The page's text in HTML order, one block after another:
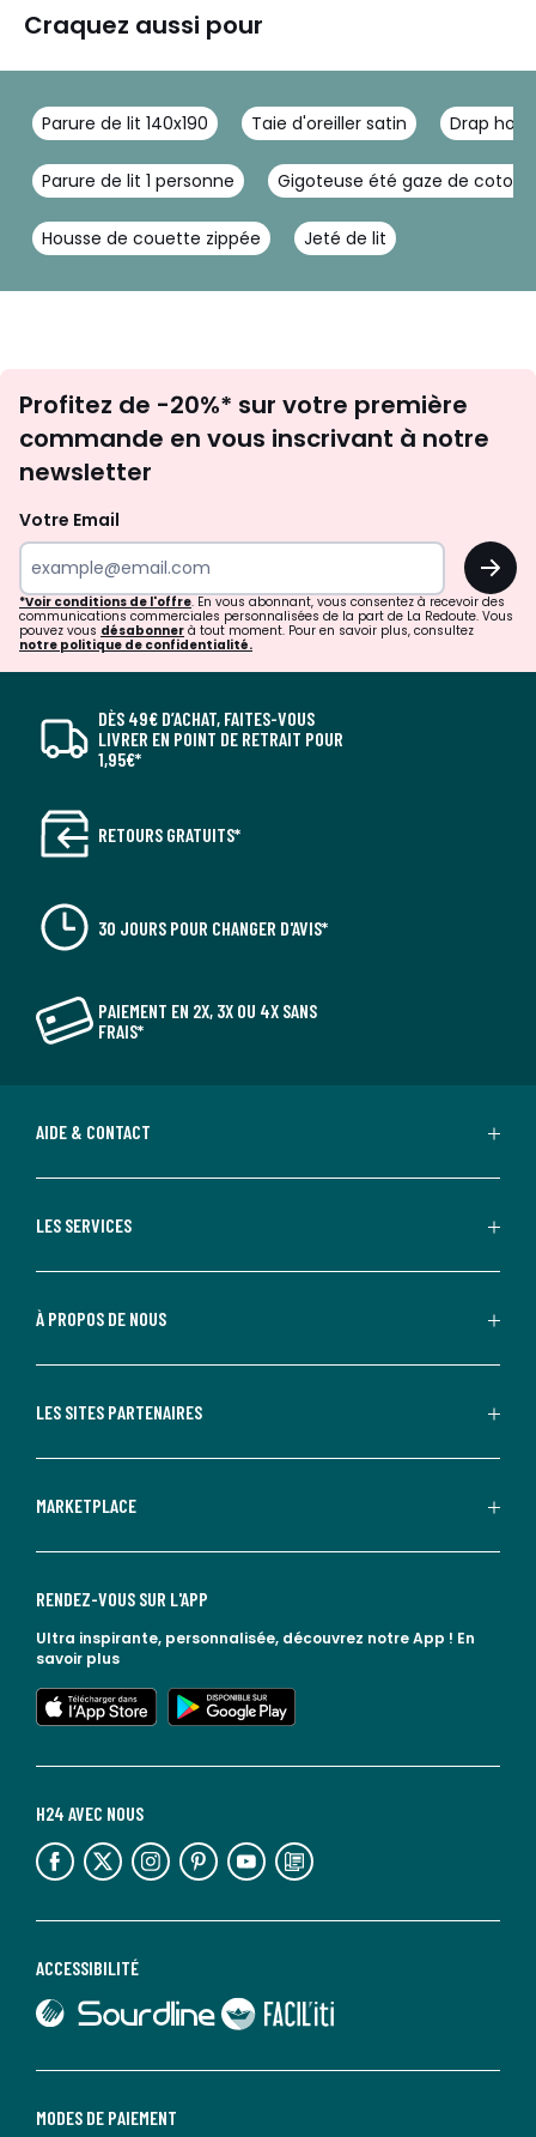
Craquez aussi pour
Parure de lit 140x190 Taie d'oreiller satin Drap
Parure de lit 1 personne Gigoteuse été gaze de coton
Housse de couette zippée Jeté de lit
newsletter
Profitez de -20%* sur votre première
commande en vous inscrivant à notre
newsletter
Votre Email
OK
*Voir conditions de l'offre. En vous abonnant, vous consentez à recevoir des
communications commerciales personnalisées de la part de La Redoute. Vous
pouvez vous désabonner à tout moment. Pour en savoir plus, consultez
notre politique de confidentialité.
DÈS 49€ D’ACHAT, FAITES-VOUS
LIVRER EN POINT DE RETRAIT POUR
1,95€*
RETOURS GRATUITS*
30 JOURS POUR CHANGER D'AVIS*
PAIEMENT EN 2X, 3X OU 4X SANS
FRAIS*
AIDE & CONTACT
LES SERVICES
À PROPOS DE NOUS
LES SITES PARTENAIRES
MARKETPLACE
MODES DE PAIEMENT
ACCESSIBILITÉ
lien vers Sourdline
lien vers Faciliti
H24 AVEC NOUS
lien vers l'espace réseaux sociaux lien vers l'espace réseaux sociaux lien vers l'espace réseaux sociaux lien vers l'espace réseaux sociaux lien vers l'espace réseaux sociaux lien vers le blog la redoute
RENDEZ-VOUS SUR L'APP
Ultra inspirante, personnalisée, découvrez notre App ! En
savoir plus
lien vers l'app store
lien vers google play